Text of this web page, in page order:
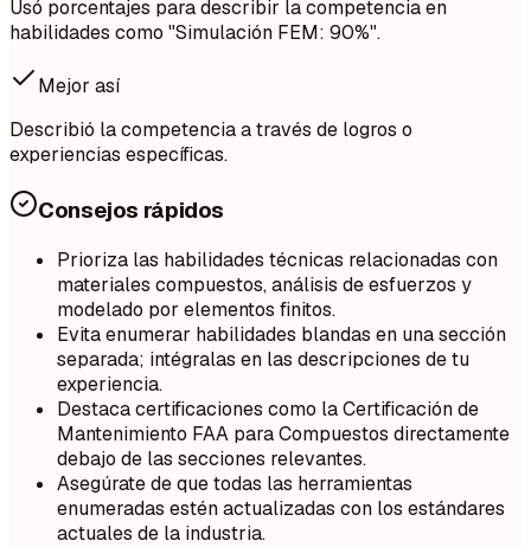
Usó porcentajes para describir la competencia en
habilidades como "Simulación FEM: 90%".
Mejor así
Describió la competencia a través de logros o
experiencias específicas.
Consejos rápidos
Prioriza las habilidades técnicas relacionadas con
materiales compuestos, análisis de esfuerzos y
modelado por elementos finitos.
Evita enumerar habilidades blandas en una sección
separada; intégralas en las descripciones de tu
experiencia.
Destaca certificaciones como la Certificación de
Mantenimiento FAA para Compuestos directamente
debajo de las secciones relevantes.
Asegúrate de que todas las herramientas
enumeradas estén actualizadas con los estándares
actuales de la industria.